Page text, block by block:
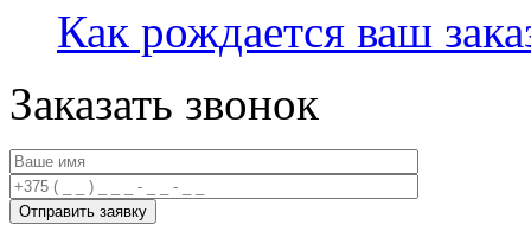
Как рождается ваш
Заказать звонок